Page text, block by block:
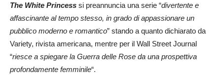
The White Princess si preannuncia una serie “divertente e
affascinante al tempo stesso, in grado di appassionare un
pubblico moderno e romantico” stando a quanto dichiarato da
Variety, rivista americana, mentre per il Wall Street Journal
“riesce a spiegare la Guerra delle Rose da una prospettiva
profondamente femminile“.